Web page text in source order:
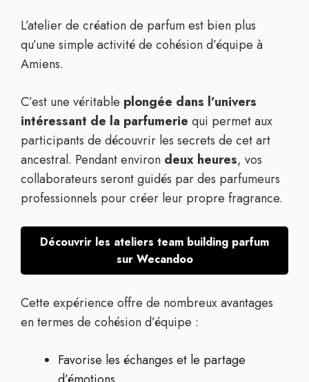
L’atelier de création de parfum est bien plus
qu’une simple activité de cohésion d’équipe à
Amiens.
C’est une véritable plongée dans l’univers
intéressant de la parfumerie qui permet aux
participants de découvrir les secrets de cet art
ancestral. Pendant environ deux heures, vos
collaborateurs seront guidés par des parfumeurs
professionnels pour créer leur propre fragrance.
Découvrir les ateliers team building parfum
sur Wecandoo
Cette expérience offre de nombreux avantages
en termes de cohésion d’équipe :
Favorise les échanges et le partage